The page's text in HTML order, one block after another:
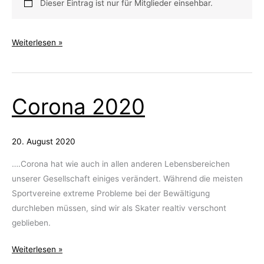
Dieser Eintrag ist nur für Mitglieder einsehbar.
Sonntags
#1
Weiterlesen »
Corona 2020
20. August 2020
….Corona hat wie auch in allen anderen Lebensbereichen
unserer Gesellschaft einiges verändert. Während die meisten
Sportvereine extreme Probleme bei der Bewältigung
durchleben müssen, sind wir als Skater realtiv verschont
geblieben.
Corona
Weiterlesen »